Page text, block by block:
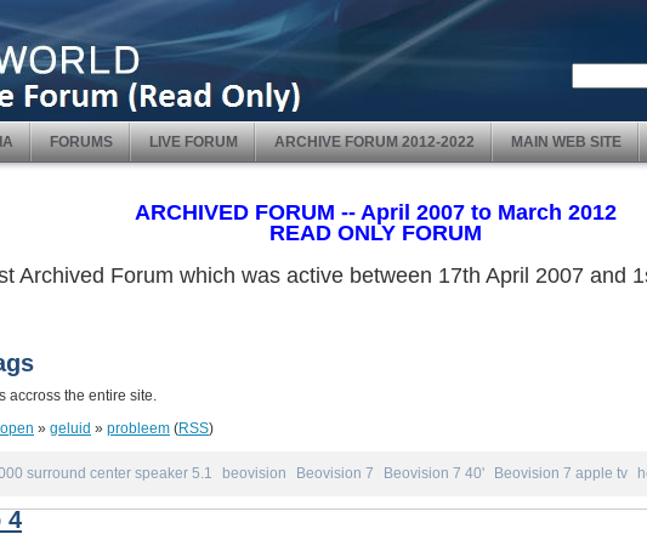
FORUMS LIVE FORUM ARCHIVE FORUM 2012-2022 MAIN WEB SITE
ARCHIVED FORUM -- April 2007 to March 2012
READ ONLY FORUM
Archived Forum which was active between 17th April 2007 and
accross the entire site.
open » geluid » probleem (RSS)
surround center speaker 5.1 beovision Beovision 7 Beovision 7 40' Beovision 7 apple tv
4